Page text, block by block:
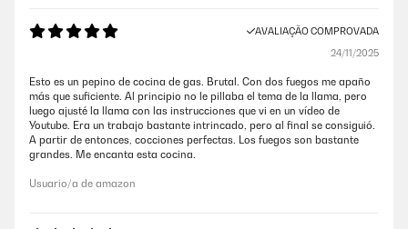
AVALIAÇÃO COMPROVADA
24/11/2025
Esto es un pepino de cocina de gas. Brutal. Con dos fuegos me apaño
más que suficiente. Al principio no le pillaba el tema de la llama, pero
luego ajusté la llama con las instrucciones que vi en un vídeo de
Youtube. Era un trabajo bastante intrincado, pero al final se consiguió.
A partir de entonces, cocciones perfectas. Los fuegos son bastante
grandes. Me encanta esta cocina.
Usuario/a de amazon